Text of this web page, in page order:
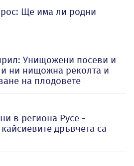
Ще има ли родни
Унищожени посеви и
ни нищожна реколта и
на плодовете
в региона Русе -
дръвчета са